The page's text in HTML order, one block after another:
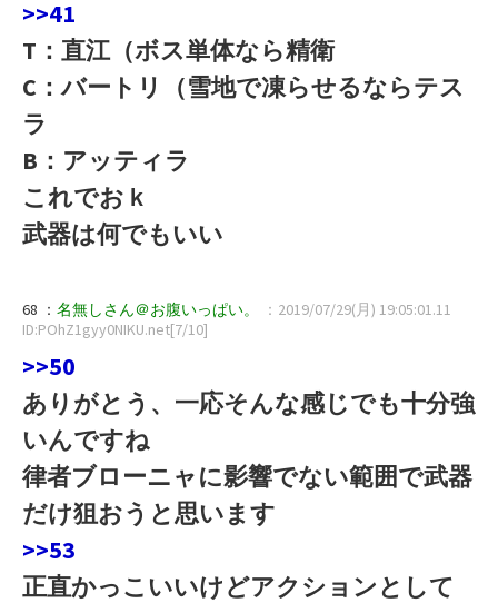
>>41
T：直江（ボス単体なら精衛
C：バートリ（雪地で凍らせるならテス
ラ
B：アッティラ
これでおｋ
武器は何でもいい
68 ： 名無しさん＠お腹いっぱい。
：2019/07/29(月) 19:05:01.11
ID:POhZ1gyy0NIKU.net[7/10]
>>50
ありがとう、一応そんな感じでも十分強
いんですね
律者ブローニャに影響でない範囲で武器
だけ狙おうと思います
>>53
正直かっこいいけどアクションとして